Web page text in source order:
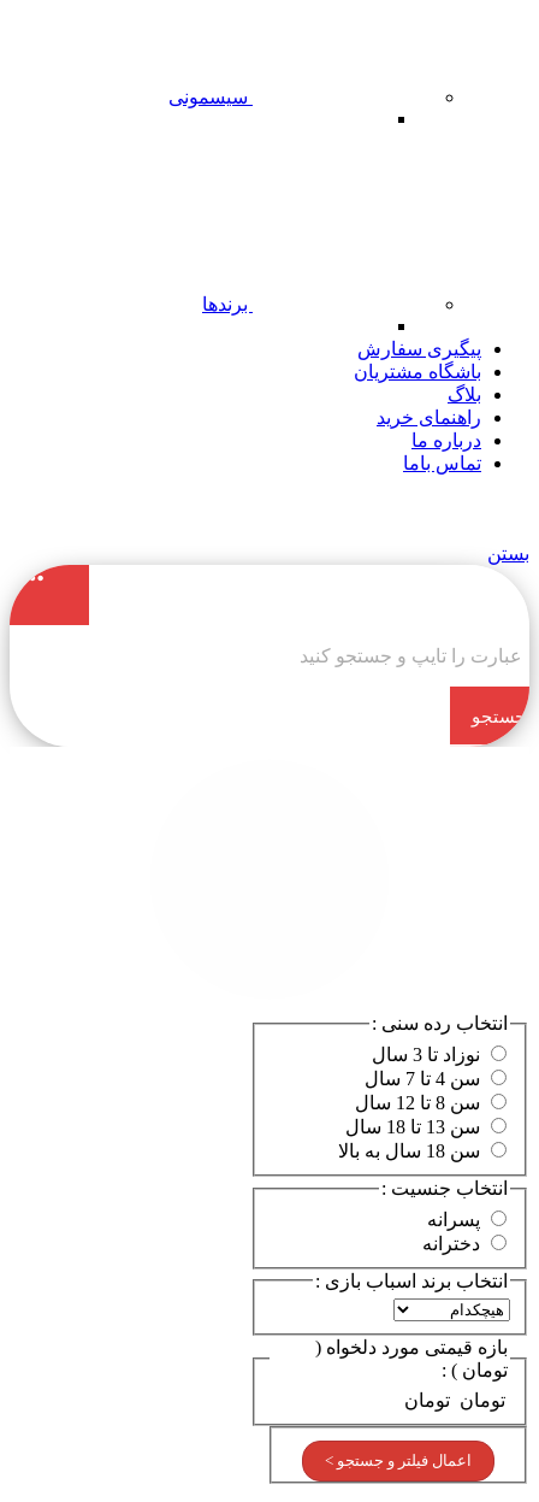
سیسمونی
برندها
پیگیری سفارش
باشگاه مشتریان
بلاگ
راهنمای خرید
درباره ما
تماس باما
بستن
جستجو
انتخاب رده سنی :
انتخاب جنسیت :
انتخاب برند اسباب بازی :
بازه قیمتی مورد دلخواه (
تومان ) :
تومان تومان
اعمال فیلتر و جستجو >